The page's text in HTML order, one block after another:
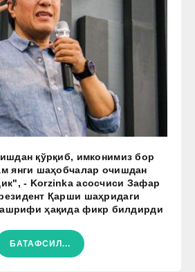
қўрқиб, имконимиз бор
янги шаҳобчалар очишдан
- Korzinka асосчиси Зафар
Қарши шаҳридаги
ҳақида фикр билдирди
БАТАФСИЛ...